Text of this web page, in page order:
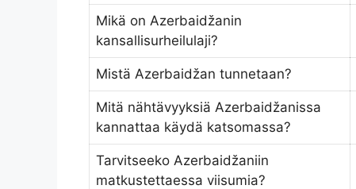
Mikä on Azerbaidžanin
kansallisurheilulaji?
Mistä Azerbaidžan tunnetaan?
Mitä nähtävyyksiä Azerbaidžanissa
kannattaa käydä katsomassa?
Tarvitseeko Azerbaidžaniin
matkustettaessa viisumia?